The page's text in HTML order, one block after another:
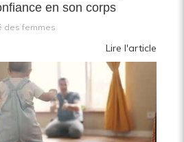
en son corps
des femmes
Lire l'article